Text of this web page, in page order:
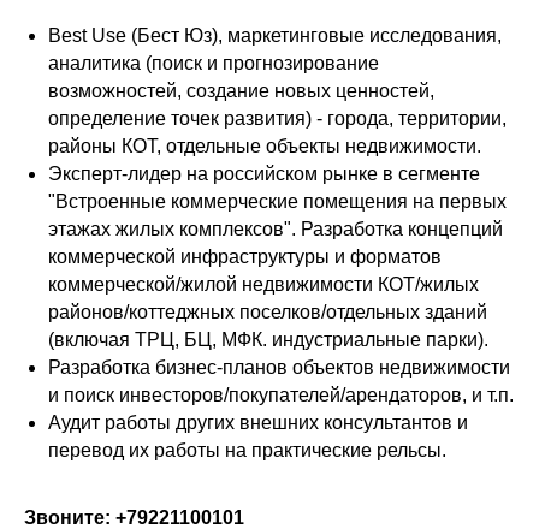
Best Use (Бест Юз), маркетинговые исследования,
аналитика (поиск и прогнозирование
возможностей, создание новых ценностей,
определение точек развития) - города, территории,
районы КОТ, отдельные объекты недвижимости.
Эксперт-лидер на российском рынке в сегменте
"Встроенные коммерческие помещения на первых
этажах жилых комплексов". Разработка концепций
коммерческой инфраструктуры и форматов
коммерческой/жилой недвижимости КОТ/жилых
районов/коттеджных поселков/отдельных зданий
(включая ТРЦ, БЦ, МФК. индустриальные парки).
Разработка бизнес-планов объектов недвижимости
и поиск инвесторов/покупателей/арендаторов, и т.п.
Аудит работы других внешних консультантов и
перевод их работы на практические рельсы.
Звоните: +79221100101